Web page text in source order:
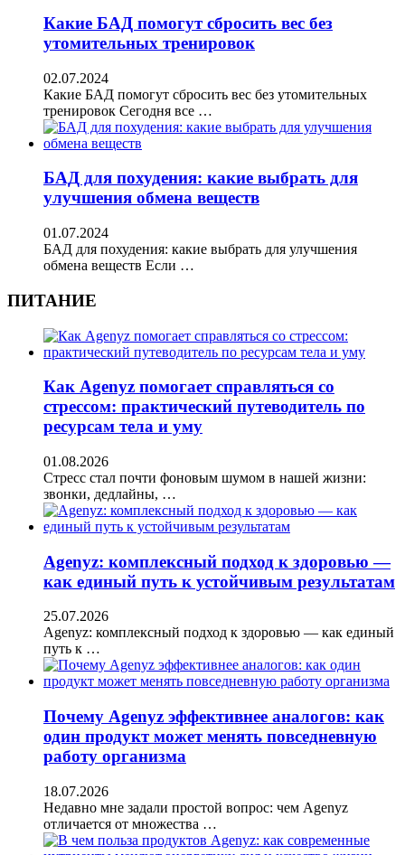
Какие БАД помогут сбросить вес без
утомительных тренировок
02.07.2024
Какие БАД помогут сбросить вес без утомительных
тренировок Сегодня все …
БАД для похудения: какие выбрать для
улучшения обмена веществ
01.07.2024
БАД для похудения: какие выбрать для улучшения
обмена веществ Если …
ПИТАНИЕ
Как Agenyz помогает справляться со
стрессом: практический путеводитель по
ресурсам тела и уму
01.08.2026
Стресс стал почти фоновым шумом в нашей жизни:
звонки, дедлайны, …
Agenyz: комплексный подход к здоровью —
как единый путь к устойчивым результатам
25.07.2026
Agenyz: комплексный подход к здоровью — как единый
путь к …
Почему Agenyz эффективнее аналогов: как
один продукт может менять повседневную
работу организма
18.07.2026
Недавно мне задали простой вопрос: чем Agenyz
отличается от множества …